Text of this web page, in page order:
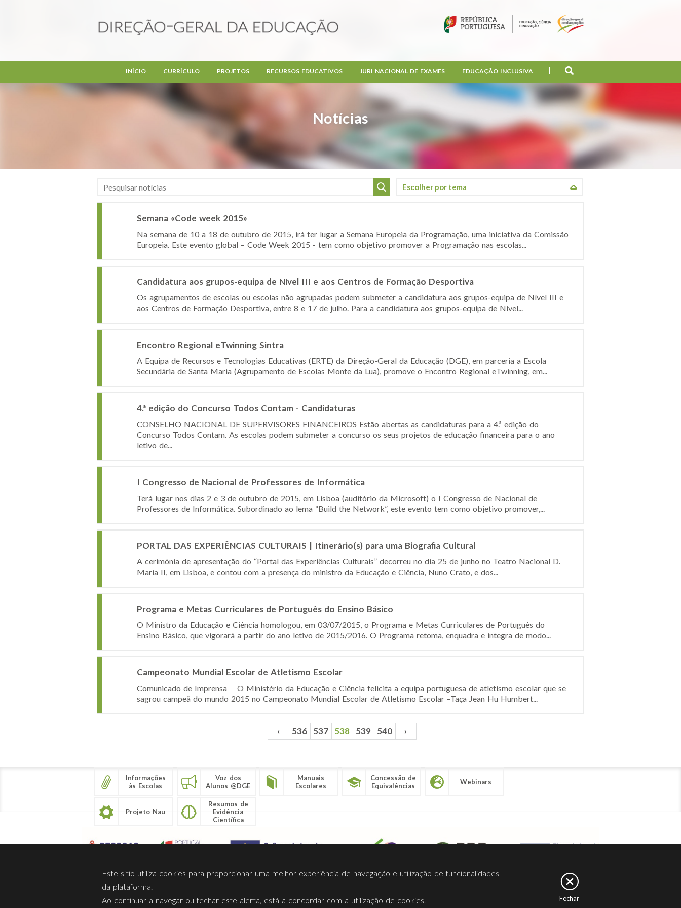
Notícias
INÍCIO CURRÍCULO PROJETOS RECURSOS EDUCATIVOS JURI NACIONAL DE EXAMES EDUCAÇÃO INCLUSIVA
Semana «Code week 2015»
Na semana de 10 a 18 de outubro de 2015, irá ter lugar a Semana Europeia da Programação, uma iniciativa da Comissão
Europeia. Este evento global – Code Week 2015 - tem como objetivo promover a Programação nas escolas...
Candidatura aos grupos-equipa de Nível III e aos Centros de Formação Desportiva
Os agrupamentos de escolas ou escolas não agrupadas podem submeter a candidatura aos grupos-equipa de Nível III e
aos Centros de Formação Desportiva, entre 8 e 17 de julho. Para a candidatura aos grupos-equipa de Nível...
Encontro Regional eTwinning Sintra
A Equipa de Recursos e Tecnologias Educativas (ERTE) da Direção-Geral da Educação (DGE), em parceria a Escola
Secundária de Santa Maria (Agrupamento de Escolas Monte da Lua), promove o Encontro Regional eTwinning, em...
4.ª edição do Concurso Todos Contam - Candidaturas
CONSELHO NACIONAL DE SUPERVISORES FINANCEIROS Estão abertas as candidaturas para a 4.ª edição do
Concurso Todos Contam. As escolas podem submeter a concurso os seus projetos de educação financeira para o ano
letivo de...
I Congresso de Nacional de Professores de Informática
Terá lugar nos dias 2 e 3 de outubro de 2015, em Lisboa (auditório da Microsoft) o I Congresso de Nacional de
Professores de Informática. Subordinado ao lema “Build the Network”, este evento tem como objetivo promover,...
PORTAL DAS EXPERIÊNCIAS CULTURAIS | Itinerário(s) para uma Biografia Cultural
A cerimónia de apresentação do “Portal das Experiências Culturais” decorreu no dia 25 de junho no Teatro Nacional D.
Maria II, em Lisboa, e contou com a presença do ministro da Educação e Ciência, Nuno Crato, e dos...
Programa e Metas Curriculares de Português do Ensino Básico
O Ministro da Educação e Ciência homologou, em 03/07/2015, o Programa e Metas Curriculares de Português do
Ensino Básico, que vigorará a partir do ano letivo de 2015/2016. O Programa retoma, enquadra e integra de modo...
Campeonato Mundial Escolar de Atletismo Escolar
Comunicado de Imprensa O Ministério da Educação e Ciência felicita a equipa portuguesa de atletismo escolar que se
sagrou campeã do mundo 2015 no Campeonato Mundial Escolar de Atletismo Escolar –Taça Jean Hu Humbert...
‹ 536 537 538 539 540 ›
Informações
às Escolas
Voz dos
Alunos @DGE
Manuais
Escolares
Concessão de
Equivalências
Webinars
Projeto Nau
Resumos de
Evidência
Científica
Sobre Nós Privacidade Termos Utilização Contactos Ligações Facebook
Este sítio utiliza cookies para proporcionar uma melhor experiência de navegação e utilização de funcionalidades
da plataforma.
Ao continuar a navegar ou fechar este alerta, está a concordar com a utilização de cookies.
Fechar